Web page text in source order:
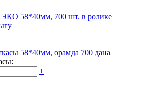
58*40мм, орамда 700 дана
+